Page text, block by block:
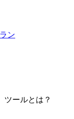
ン
ツールとは？